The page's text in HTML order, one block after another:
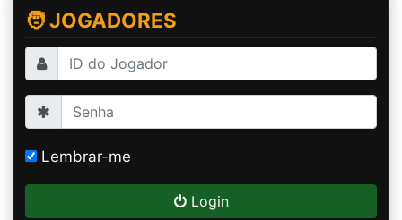
🧑 JOGADORES
Lembrar-me
Login